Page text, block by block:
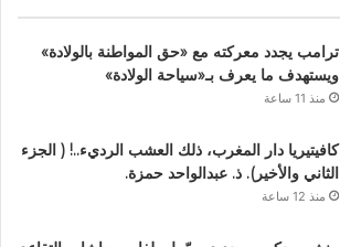
ترامب يجدد معركته مع «حق المواطنة بالولادة»
ويستهدف ما يعرف بـ«سياحة الولادة»
منذ 11 ساعة
كافيتيريا دار المغرب، ذلك العشب الرديء..! ( الجزء
الثاني والأخير). ذ. عبدالواحد حمزة.
منذ 12 ساعة